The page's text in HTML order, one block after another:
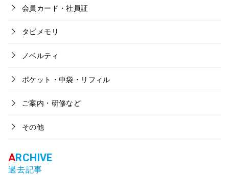
会員カード・社員証
タビメモリ
ノベルティ
ポケット・中袋・リフィル
ご案内・研修など
その他
過去記事